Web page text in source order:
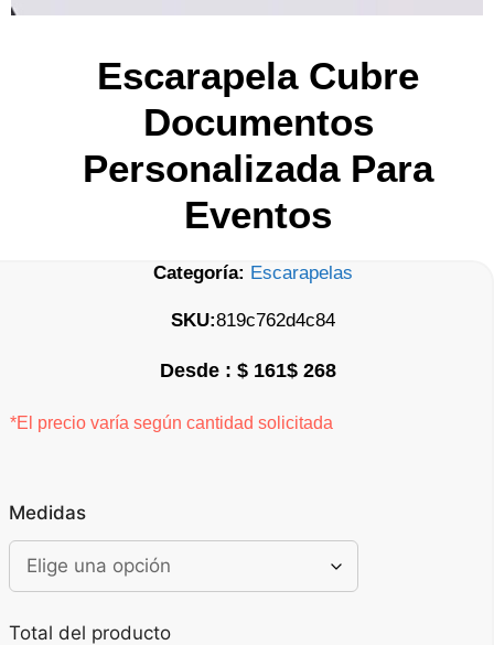
Escarapela Cubre
Documentos
Personalizada Para
Eventos
Categoría: Escarapelas
SKU:819c762d4c84
$161$268
*El precio varía según cantidad solicitada
Medidas
Total del producto